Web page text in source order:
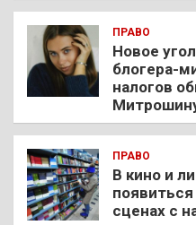
ПРАВО
Новое
блогера-
налогов
ПРАВО
В кино и
сценах с